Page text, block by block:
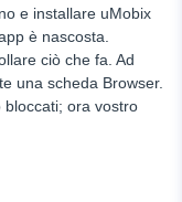
e installare uMobix
è nascosta.
ciò che fa. Ad
una scheda Browser.
bloccati; ora vostro